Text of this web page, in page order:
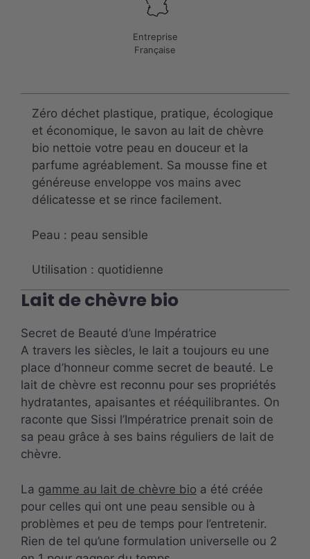
Entreprise
Française
Zéro déchet plastique, pratique, écologique
et économique, le savon au lait de chèvre
bio nettoie votre peau en douceur et la
parfume agréablement. Sa mousse fine et
généreuse enveloppe vos mains avec
délicatesse et se rince facilement.
Peau : peau sensible
Utilisation : quotidienne
Lait de chèvre bio
Secret de Beauté d’une Impératrice
A travers les siècles, le lait a toujours eu une
place d’honneur comme secret de beauté. Le
lait de chèvre est reconnu pour ses propriétés
hydratantes, apaisantes et rééquilibrantes. On
raconte que Sissi l’Impératrice prenait soin de
sa peau grâce à ses bains réguliers de lait de
chèvre.
La gamme au lait de chèvre bio a été créée
pour celles qui ont une peau sensible ou à
problèmes et peu de temps pour l’entretenir.
Rien de tel qu’une formulation universelle ou 2